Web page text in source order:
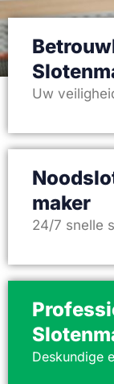
Uw
maker
24/7 snelle
Deskundige